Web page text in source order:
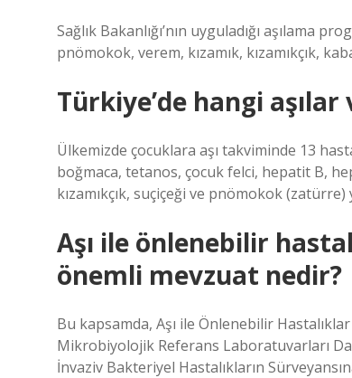
Sağlık Bakanlığı’nın uyguladığı aşılama
pnömokok, verem, kızamık, kızamıkçık,
Türkiye’de hangi aşılar
Ülkemizde çocuklara aşı takviminde 13
boğmaca, tetanos, çocuk felci, hepatit B,
kızamıkçık, suçiçeği ve pnömokok (zatürre)
Aşı ile önlenebilir
önemli mevzuat nedir?
Bu kapsamda, Aşı ile Önlenebilir
Mikrobiyolojik Referans Laboratuvarları
İnvaziv Bakteriyel Hastalıkların